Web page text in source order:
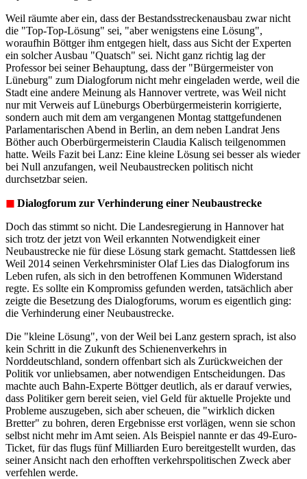
Weil räumte aber ein, dass der Bestandsstreckenausbau zwar nicht
die "Top-Top-Lösung" sei, "aber wenigstens eine Lösung",
woraufhin Böttger ihm entgegen hielt, dass aus Sicht der Experten
ein solcher Ausbau "Quatsch" sei. Nicht ganz richtig lag der
Professor bei seiner Behauptung, dass der "Bürgermeister von
Lüneburg" zum Dialogforum nicht mehr eingeladen werde, weil die
Stadt eine andere Meinung als Hannover vertrete, was Weil nicht
nur mit Verweis auf Lüneburgs Oberbürgermeisterin korrigierte,
sondern auch mit dem am vergangenen Montag stattgefundenen
Parlamentarischen Abend in Berlin, an dem neben Landrat Jens
Böther auch Oberbürgermeisterin Claudia Kalisch teilgenommen
hatte. Weils Fazit bei Lanz: Eine kleine Lösung sei besser als wieder
bei Null anzufangen, weil Neubaustrecken politisch nicht
durchsetzbar seien.
◼︎ Dialogforum zur Verhinderung einer Neubaustrecke
Doch das stimmt so nicht. Die Landesregierung in Hannover hat
sich trotz der jetzt von Weil erkannten Notwendigkeit einer
Neubaustrecke nie für diese Lösung stark gemacht. Stattdessen ließ
Weil 2014 seinen Verkehrsminister Olaf Lies das Dialogforum ins
Leben rufen, als sich in den betroffenen Kommunen Widerstand
regte. Es sollte ein Kompromiss gefunden werden, tatsächlich aber
zeigte die Besetzung des Dialogforums, worum es eigentlich ging:
die Verhinderung einer Neubaustrecke.
Die "kleine Lösung", von der Weil bei Lanz gestern sprach, ist also
kein Schritt in die Zukunft des Schienenverkehrs in
Norddeutschland, sondern offenbart sich als Zurückweichen der
Politik vor unliebsamen, aber notwendigen Entscheidungen. Das
machte auch Bahn-Experte Böttger deutlich, als er darauf verwies,
dass Politiker gern bereit seien, viel Geld für aktuelle Projekte und
Probleme auszugeben, sich aber scheuen, die "wirklich dicken
Bretter" zu bohren, deren Ergebnisse erst vorlägen, wenn sie schon
selbst nicht mehr im Amt seien. Als Beispiel nannte er das 49-Euro-
Ticket, für das flugs fünf Milliarden Euro bereitgestellt wurden, das
seiner Ansicht nach den erhofften verkehrspolitischen Zweck aber
verfehlen werde.